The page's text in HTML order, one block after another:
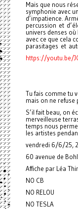
Mais que nous
symphonie avec
d’impatience.
percussion et
univers denses
avec ce que cela
parasitages et
https://youtu.be/
Tu fais comme tu
mais on ne refuse
S’il fait beau, on
merveilleuse
temps nous
les artistes
vendredi 6/6/25,
60 avenue de
Affiche par Léa
NO CB
NO RELOU
NO TESLA